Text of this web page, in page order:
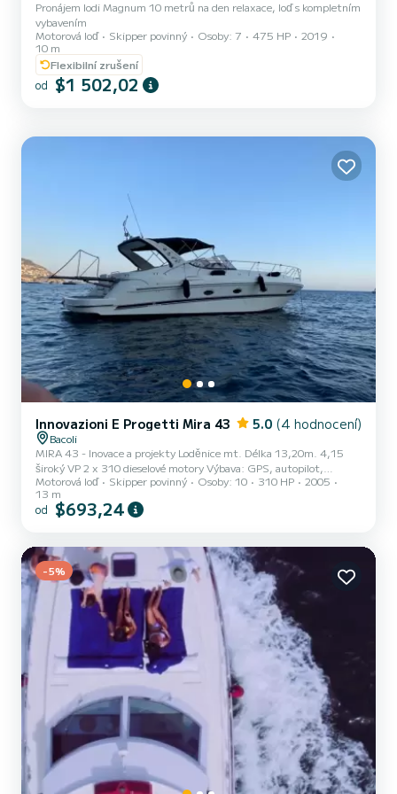
Pronájem lodi Magnum 10 metrů na den relaxace, loď s kompletním
vybavením
Motorová loď
Skipper povinný Osoby: 7 475 HP
2019
10 m
Flexibilní zrušení
od $1 502,02
Innovazioni E Progetti Mira 43 5.0 (4 hodnocení)
Bacoli
MIRA 43 - Inovace a projekty Loděnice mt. Délka 13,20m. 4,15
široký VP 2 x 310 dieselové motory Výbava: GPS, autopilot,
elektrický naviják, tridata. Generátor 6,5 kw, člun s přívěsným
motorem, kotel. N. 2 kuchyně, jedna vnitřní elektrická, jedna
vnější plynová, mikrovlnná trouba, 2 ledničky, digitální pozemní TV,
dní. Hlavní doporučené destinace: Procida Isla...
Motorová loď Skipper povinný Osoby: 10 310 HP
2005
13 m
od $693,24
-5%